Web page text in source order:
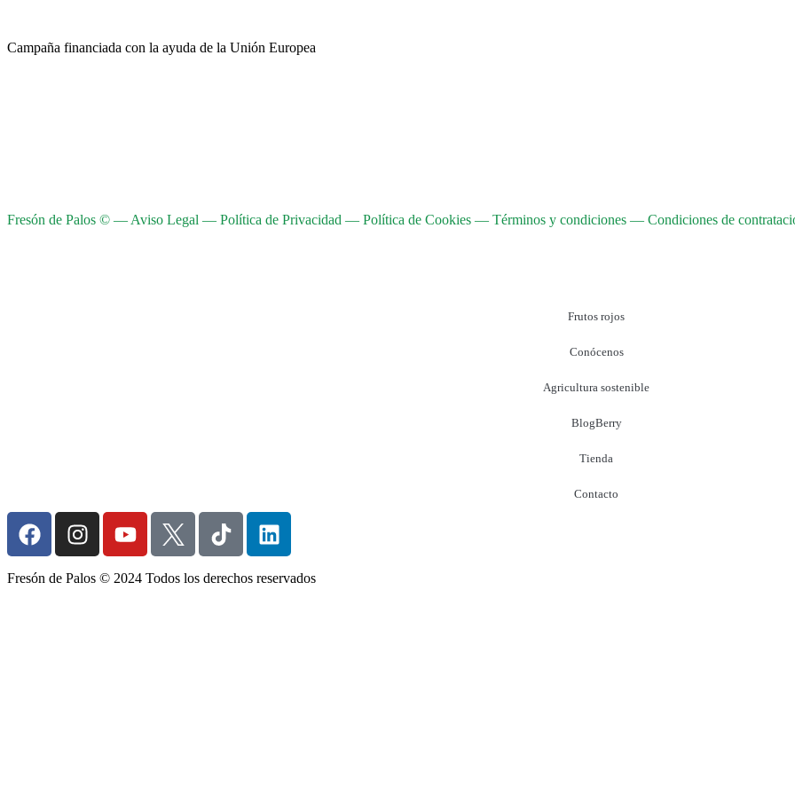
Campaña financiada con la ayuda de la Unión Europea
Fresón de Palos © — Aviso Legal — Política de Privacidad — Política de Cookies — Términos y condiciones — Condiciones de
Frutos rojos
Conócenos
Agricultura sostenible
BlogBerry
Tienda
Contacto
Fresón de Palos © 2024 Todos los derechos reservados